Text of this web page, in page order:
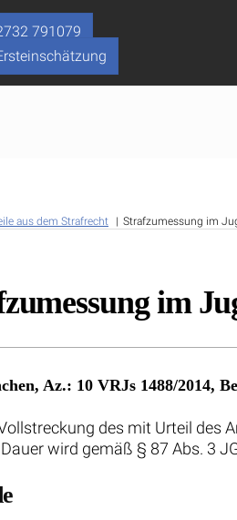
791079
aus dem Strafrecht Strafzumessung im
im
Az.: 10 VRJs 1488/2014,
des mit Urteil des
wird gemäß § 87 Abs. 3